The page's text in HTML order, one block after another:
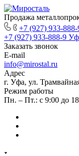
Продажа
+7 (927) 933-888-
+7 (927) 933-888-9
Заказать звонок
E-mail
info@mirostal.ru
Адрес
г. Уфа, ул.
Режим работы
Пн. – Пт.: с 9:00 до